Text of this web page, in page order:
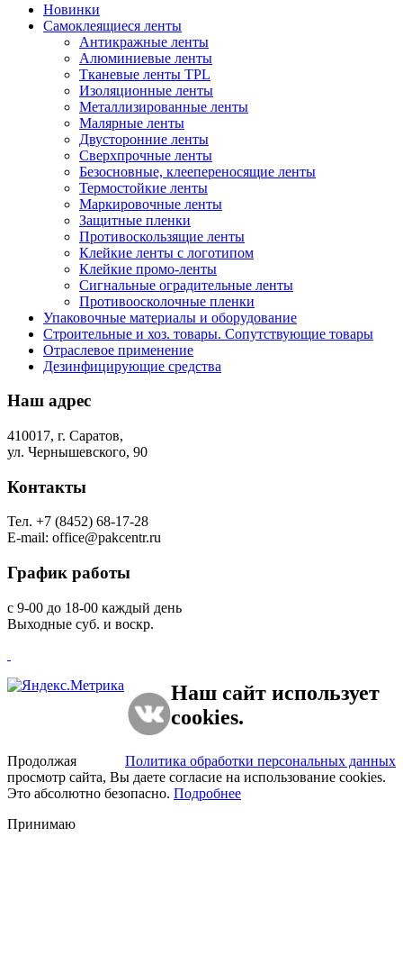
Новинки
Самоклеящиеся ленты
Антикражные ленты
Алюминиевые ленты
Тканевые ленты TPL
Изоляционные ленты
Металлизированные ленты
Малярные ленты
Двусторонние ленты
Сверхпрочные ленты
Безосновные, клеепереносящие ленты
Термостойкие ленты
Маркировочные ленты
Защитные пленки
Противоскользящие ленты
Клейкие ленты с логотипом
Клейкие промо-ленты
Сигнальные оградительные ленты
Противоосколочные пленки
Упаковочные материалы и оборудование
Строительные и хоз. товары. Сопутствующие товары
Отраслевое применение
Дезинфицирующие средства
Наш адрес
410017, г. Саратов,
ул. Чернышевского, 90
Контакты
Тел. +7 (8452) 68-17-28
E-mail: office@pakcentr.ru
График работы
с 9-00 до 18-00 каждый день
Выходные суб. и воскр.
Политика обработки персональных данных
Наш сайт использует
cookies.
Продолжая
просмотр сайта, Вы даете согласие на использование cookies.
Это абсолютно безопасно. Подробнее
Принимаю